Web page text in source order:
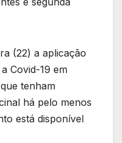
(22) a aplicação
Covid-19 em
tenham
há pelo menos
está disponível